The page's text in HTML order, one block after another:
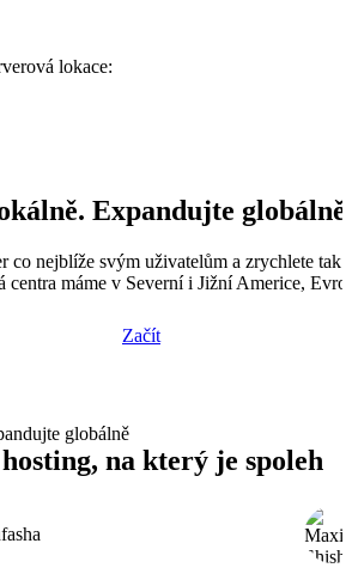
lokace:
Expandujte globálně
co nejblíže svým uživatelům a zrychlete tak
centra máme v Severní i Jižní Americe,
Začít
na který je spoleh